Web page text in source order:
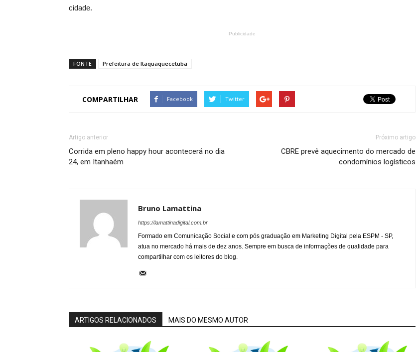
cidade.
Publicidade
FONTE Prefeitura de Itaquaquecetuba
COMPARTILHAR Facebook Twitter
Artigo anterior
Corrida em pleno happy hour acontecerá no dia
24, em Itanhaém
Próximo artigo
CBRE prevê aquecimento do mercado de
condomínios logísticos
Bruno Lamattina
https://lamattinadigital.com.br
Formado em Comunicação Social e com pós graduação em Marketing Digital pela ESPM - SP,
atua no mercado há mais de dez anos. Sempre em busca de informações de qualidade para
compartilhar com os leitores do blog.
ARTIGOS RELACIONADOS MAIS DO MESMO AUTOR